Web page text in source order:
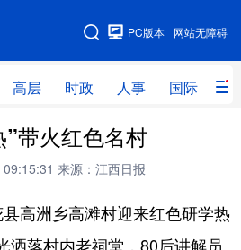
网站无障碍
PC版本
高层 时政 人事 国际 财
网站地图
时政
网评
库 全球连线 教育
”带火红色名村
来源：江西日报
高洲乡高滩村迎来红色研学热
洒落村内老祠堂，80后讲解员